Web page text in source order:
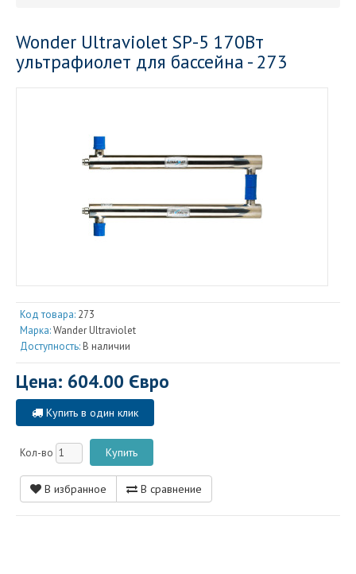
Wonder Ultraviolet SP-5 170Вт
ультрафиолет для бассейна - 273
Код товара: 273
Марка:Wander Ultraviolet
Доступность: В наличии
Цена: 604.00 Євро
Купить в один клик
Кол-во
В избранное В сравнение